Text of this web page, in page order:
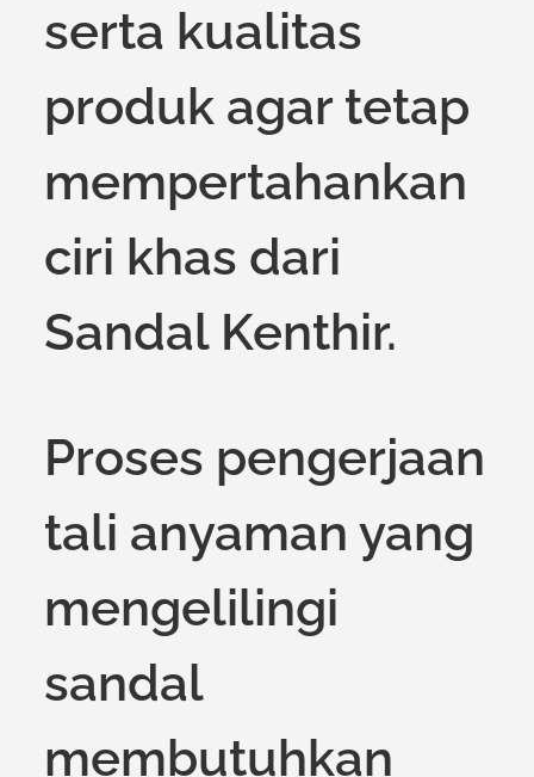
serta kualitas
produk agar tetap
mempertahankan
ciri khas dari
Sandal Kenthir.
Proses pengerjaan
tali anyaman yang
mengelilingi
sandal
membutuhkan